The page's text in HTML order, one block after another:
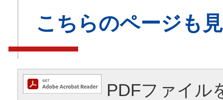
こちらのページも
PDFファイル